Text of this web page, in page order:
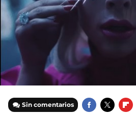
Sin comentarios